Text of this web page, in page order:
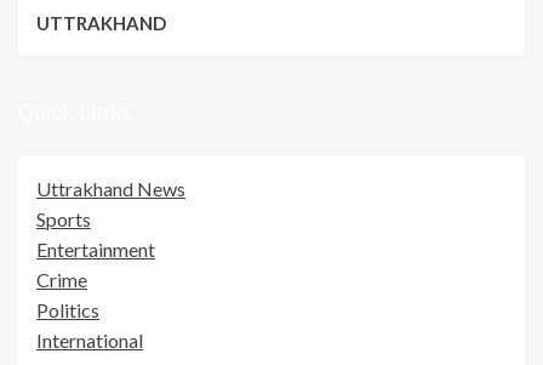
UTTRAKHAND
Uttrakhand News
Sports
Entertainment
Crime
Politics
International